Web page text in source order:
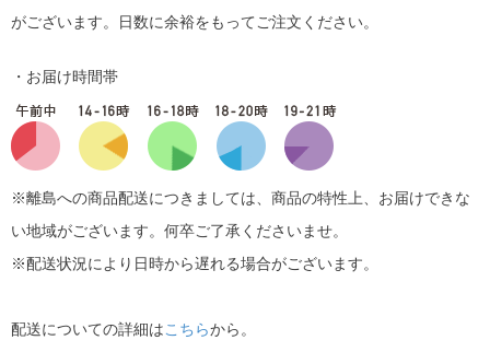
がございます。日数に余裕をもってご注文ください。
・お届け時間帯
※離島への商品配送につきましては、商品の特性上、お届けできな
い地域がございます。何卒ご了承くださいませ。
※配送状況により日時から遅れる場合がございます。
配送についての詳細はこちらから。